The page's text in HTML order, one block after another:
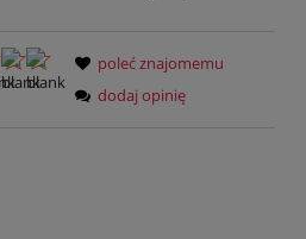
poleć znajomemu
dodaj opinię